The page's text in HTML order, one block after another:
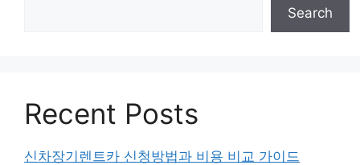
Search
Recent Posts
신차장기렌트카 신청방법과 비용 비교 가이드